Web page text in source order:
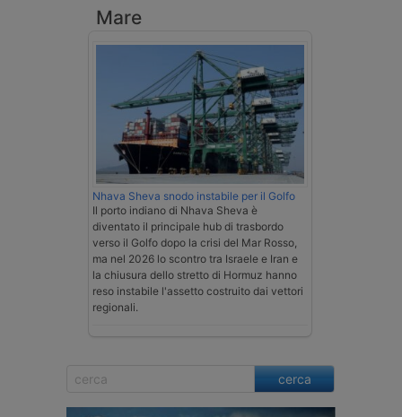
Mare
Nhava Sheva snodo instabile per il Golfo
Il porto indiano di Nhava Sheva è
diventato il principale hub di trasbordo
verso il Golfo dopo la crisi del Mar Rosso,
ma nel 2026 lo scontro tra Israele e Iran e
la chiusura dello stretto di Hormuz hanno
reso instabile l'assetto costruito dai vettori
regionali.
cerca